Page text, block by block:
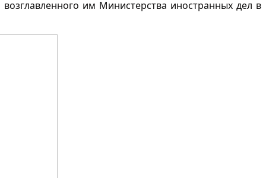
им Министерства иностранных дел в